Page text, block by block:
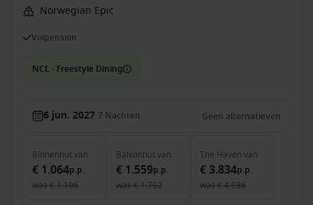
Norwegian Epic
Volpension
NCL - Freestyle Dining
6 jun. 2027 7 Nachten Geen alternatieven
Binnenhutvan
€ 1.064p.p.
was€ 1.196
Balkonhutvan
€ 1.559p.p.
was€ 1.792
The Haven van
€ 3.834p.p.
was€ 4.036